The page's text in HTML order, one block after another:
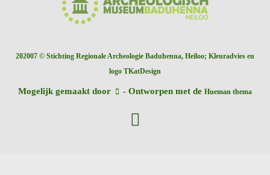
202007 © Stichting Regionale Archeologie Baduhenna, Heiloo; Kleuradvies en
logo TKatDesign
Mogelijk gemaakt door - Ontworpen met de Hueman thema